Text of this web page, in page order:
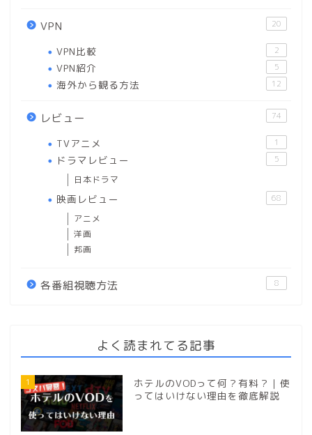
VPN 20
VPN比較 2
VPN紹介 5
海外から観る方法 12
レビュー 74
TVアニメ 1
ドラマレビュー 5
日本ドラマ
映画レビュー 68
アニメ
洋画
邦画
各番組視聴方法 8
よく読まれてる記事
1
ホテルのVODって何？有料？｜使
ってはいけない理由を徹底解説